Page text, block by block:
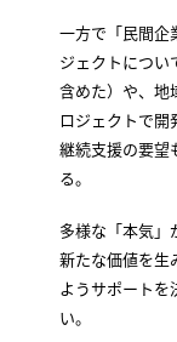
一方で「民間企
ジェクトについ
含めた）や、地
ロジェクトで開
継続支援の要望
る。
多様な「本気」
新たな価値を生
ようサポートを
い。